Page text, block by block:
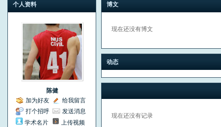
个人资料
陈健
加为好友
给我留言
打个招呼
发送消息
学术名片
上传视频
博文
现在还没有博文
动态
现在还没有记录